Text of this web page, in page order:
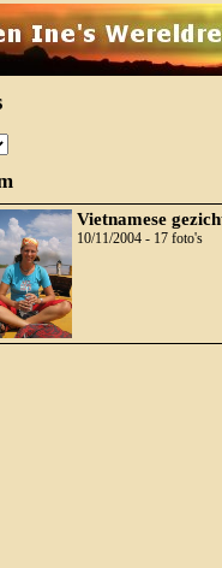
Vietnamese
10/11/2004 - 17 foto's